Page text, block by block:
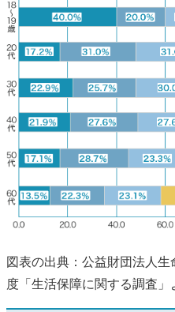
図表の出典：公益財団法人
度「生活保障に関する調査」